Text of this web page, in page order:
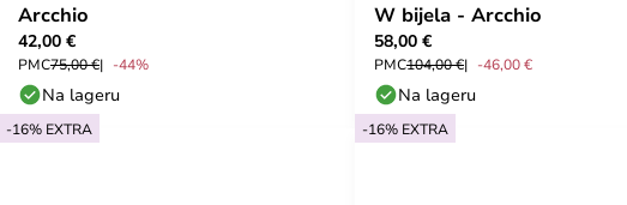
Arcchio
42,00 €
PMC75,00 € -44%
Na lageru
W bijela - Arcchio
58,00 €
PMC104,00 € -46,00 €
Na lageru
-16% EXTRA -16% EXTRA